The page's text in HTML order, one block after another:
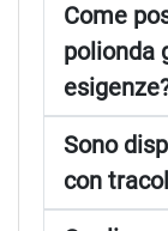
Come
polionda
Sono
con